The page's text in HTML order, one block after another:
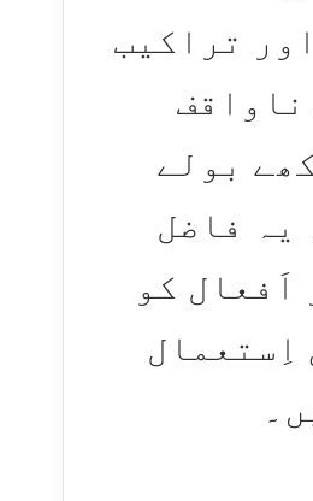
تراکیب
ناواقف
بولے
یہ فاضل
اَفعال کو
اِستعمال